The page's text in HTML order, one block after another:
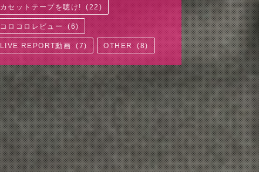
カセットテープを聴け! (22 )
コロコロレビュー (6)
LIVE REPORT動画 (7) OTHER (8)